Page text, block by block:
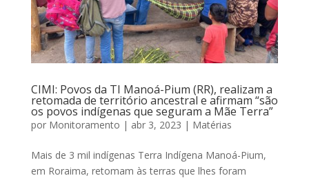
CIMI: Povos da TI Manoá-Pium (RR), realizam a
retomada de território ancestral e afirmam “são
os povos indígenas que seguram a Mãe Terra”
por Monitoramento | abr 3, 2023 | Matérias
Mais de 3 mil indígenas Terra Indígena Manoá-Pium,
em Roraima, retomam às terras que lhes foram